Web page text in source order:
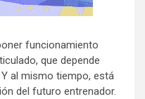
funcionamiento
que depende
al mismo tiempo, está
del futuro entrenador.